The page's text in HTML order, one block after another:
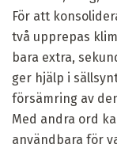
För att
två upprepas
bara extra,
ger hjälp i
försämring av
Med andra ord
användbara för